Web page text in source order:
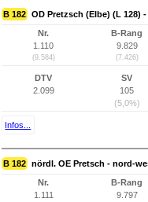
B 182 OD Pretzsch (Elbe) (L 128)
Nr.
1.110
(9.584)
B-Rang
9.829
(7.426)
DTV
2.099
SV
105
(5,0%)
Infos...
B 182 nördl. OE Pretsch - nord-
Nr.
1.111
B-Rang
9.797